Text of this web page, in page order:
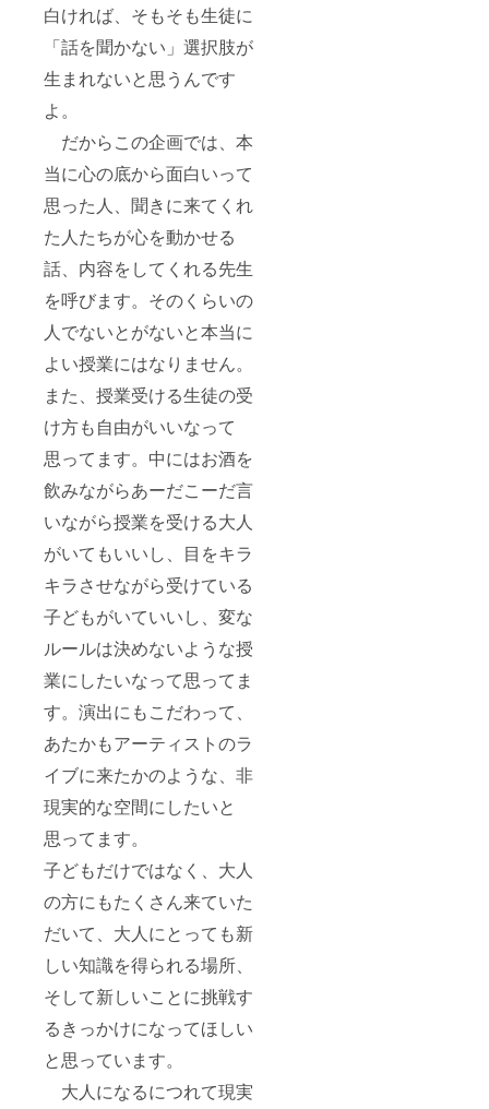
白ければ、そもそも生徒に
「話を聞かない」選択肢が
生まれないと思うんです
よ。
だからこの企画では、本
当に心の底から面白いって
思った人、聞きに来てくれ
た人たちが心を動かせる
話、内容をしてくれる先生
を呼びます。そのくらいの
人でないとがないと本当に
よい授業にはなりません。
また、授業受ける生徒の受
け方も自由がいいなって
思ってます。中にはお酒を
飲みながらあーだこーだ言
いながら授業を受ける大人
がいてもいいし、目をキラ
キラさせながら受けている
子どもがいていいし、変な
ルールは決めないような授
業にしたいなって思ってま
す。演出にもこだわって、
あたかもアーティストのラ
イブに来たかのような、非
現実的な空間にしたいと
思ってます。
子どもだけではなく、大人
の方にもたくさん来ていた
だいて、大人にとっても新
しい知識を得られる場所、
そして新しいことに挑戦す
るきっかけになってほしい
と思っています。
大人になるにつれて現実